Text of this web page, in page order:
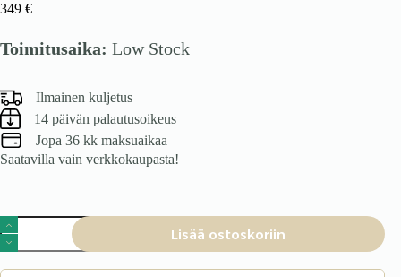
349 €
Toimitusaika: Low Stock
Ilmainen kuljetus
14 päivän palautusoikeus
Jopa 36 kk maksuaikaa
Saatavilla vain verkkokaupasta!
Jatkettava
ruokapöytä
Rinero
määrä
Lisää ostoskoriin